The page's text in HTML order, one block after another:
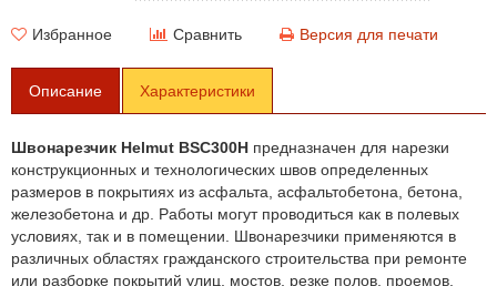
Избранное Сравнить Версия для печати
Описание Характеристики
Швонарезчик Helmut BSC300H предназначен для нарезки
конструкционных и технологических швов определенных
размеров в покрытиях из асфальта, асфальтобетона, бетона,
железобетона и др. Работы могут проводиться как в полевых
условиях, так и в помещении. Швонарезчики применяются в
различных областях гражданского строительства при ремонте
или разборке покрытий улиц, мостов, резке полов, проемов,